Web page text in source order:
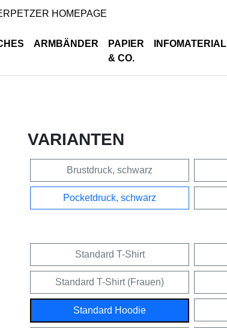
HOMEPAGE
ARMBÄNDER
PAPIER
& CO.
INFOMATERIAL
VARIANTEN
Brustdruck, schwarz
Pocketdruck, schwarz
Standard T-Shirt
Standard T-Shirt (Frauen)
Standard Hoodie